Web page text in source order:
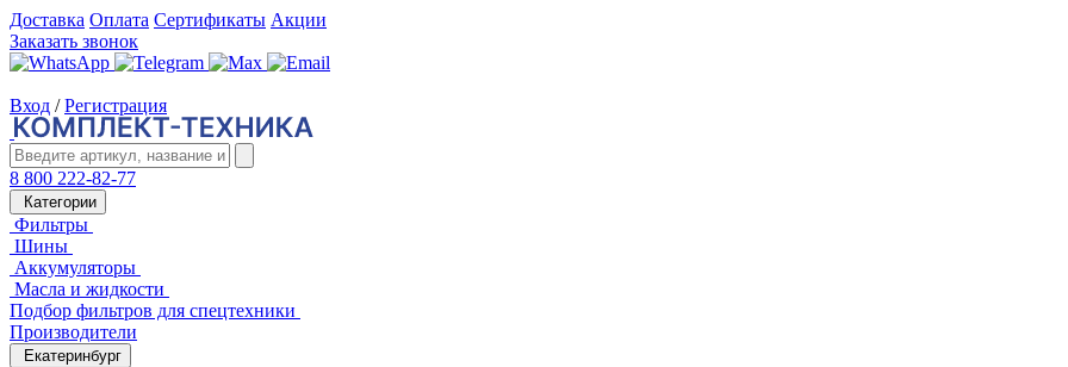
Доставка Оплата Сертификаты Акции
Заказать звонок
Вход / Регистрация
8 800 222-82-77
Категории
Фильтры
Шины
Аккумуляторы
Масла и жидкости
Подбор фильтров для спецтехники
Производители
Екатеринбург